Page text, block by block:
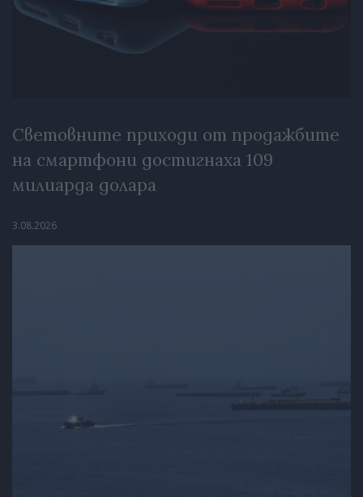
Световните приходи от продажбите
на смартфони достигнаха 109
милиарда долара
3.08.2026